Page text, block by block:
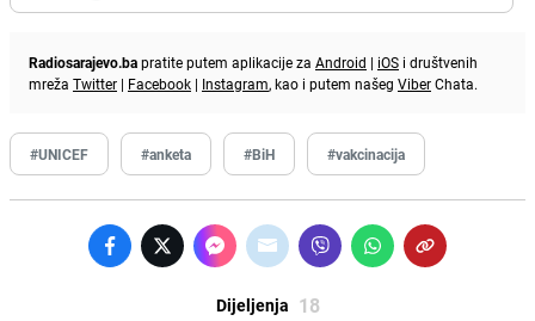
Radiosarajevo.bapratite putem aplikacije za Android | iOS i društvenih
mreža Twitter | Facebook | Instagram, kao i putem našeg ViberChata.
#UNICEF #anketa #BiH #vakcinacija
Dijeljenja 18